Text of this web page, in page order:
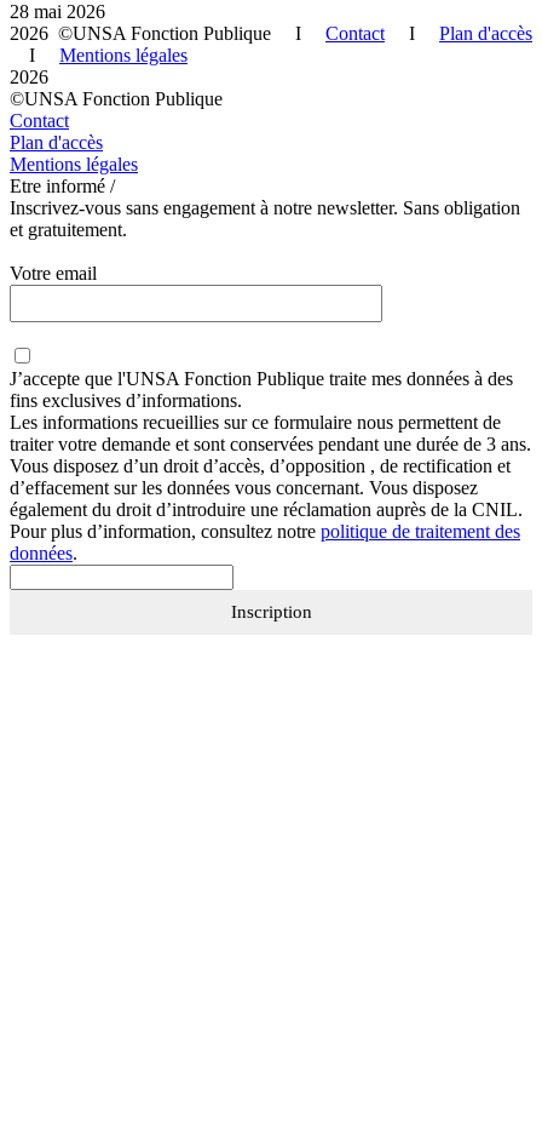
28 mai 2026
2026 ©UNSA Fonction Publique I Contact I Plan d'accès
I Mentions légales
2026
©UNSA Fonction Publique
Contact
Plan d'accès
Mentions légales
Etre informé /
Inscrivez-vous sans engagement à notre newsletter. Sans obligation
et gratuitement.
Votre email
J’accepte que l'UNSA Fonction Publique traite mes données à des
fins exclusives d’informations.
Les informations recueillies sur ce formulaire nous permettent de
traiter votre demande et sont conservées pendant une durée de 3 ans.
Vous disposez d’un droit d’accès, d’opposition , de rectification et
d’effacement sur les données vous concernant. Vous disposez
également du droit d’introduire une réclamation auprès de la CNIL.
Pour plus d’information, consultez notre politique de traitement des
données.
Inscription